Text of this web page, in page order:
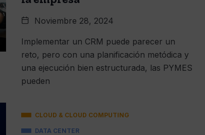
Noviembre 28, 2024
Implementar un CRM puede parecer un
reto, pero con una planificación metódica y
una ejecución bien estructurada, las PYMES
pueden
CLOUD & CLOUD COMPUTING
DATA CENTER